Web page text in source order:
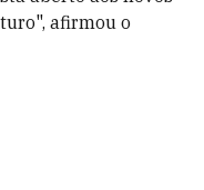
afirmou o